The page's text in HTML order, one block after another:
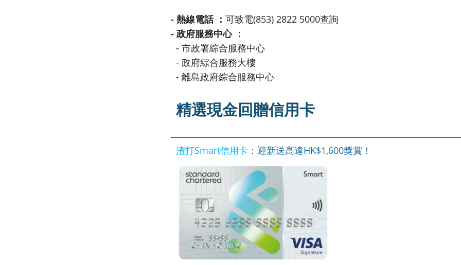
- 熱線電話 ： 可致電(853) 2822 5000查詢
- 政府服務中心 ：
- 市政署綜合服務中心
- 政府綜合服務大樓
- 離島政府綜合服務中心
精選現金回贈信用卡
渣打Smart信用卡 ：迎新送高達HK$1,600獎賞！